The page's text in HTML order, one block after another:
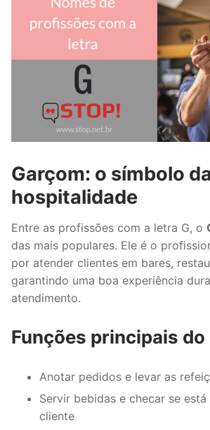
Garçom: o símbolo
hospitalidade
Entre as profissões com a letra G, o
das mais populares. Ele é o
por atender clientes em bares,
garantindo uma boa experiência
atendimento.
Funções principais do
Anotar pedidos e levar as
Servir bebidas e checar se
cliente